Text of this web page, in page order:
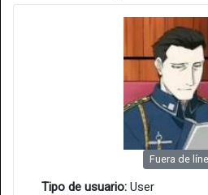
Fuera de
Tipo de usuario: User